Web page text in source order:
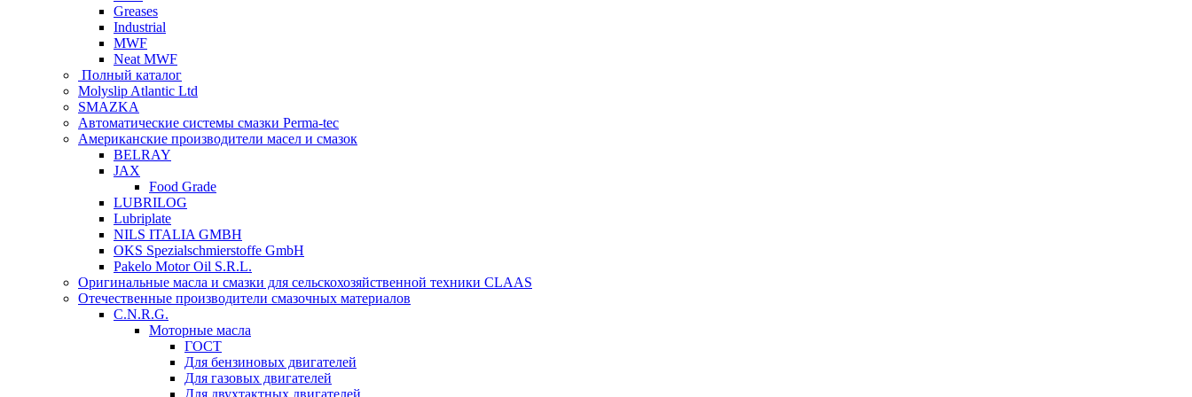
Greases
Industrial
MWF
Neat MWF
Полный каталог
Molyslip Atlantic Ltd
SMAZKA
Автоматические системы смазки Perma-tec
Американские производители масел и смазок
BELRAY
JAX
Food Grade
LUBRILOG
Lubriplate
NILS ITALIA GMBH
OKS Spezialschmierstoffe GmbH
Pakelo Motor Oil S.R.L.
Оригинальные масла и смазки для сельскохозяйственной техники CLAAS
Отечественные производители смазочных материалов
C.N.R.G.
Моторные масла
ГОСТ
Для бензиновых двигателей
Для газовых двигателей
Для двухтактных двигателей